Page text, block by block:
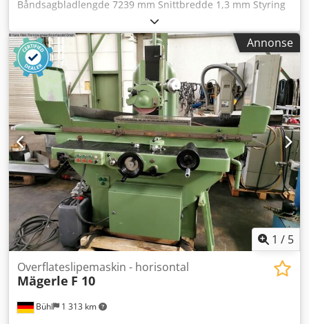
Båndsagbladlengde 7239 mm Snittbredde 1,3 mm Styring
POSIMOD Skjæreområde firkant 520 x 520 mm
Materialmating lengde 500 mm Flergangs materialmating
4500 mm Minste kappelengde 6 mm Reststykkelengde
min./maks. 10 / 100 mm Skjærehastighet 20 - 130 m/min
Båndsagblad dimensjoner 7239 x 50 x 1,3 mm Sagmotor
5,5 kW Totalt effektbehov 10,0 kW Maskinvekt ca. 3,8 t
Maskinens dimensjoner L x B x H 3,42 x 2,30 x 2,40 m - 2-
søyleføring - Dedswm Rm Iepfx Anzskr Tilbehør:
Materullerbane 2500 mm lang, spontransportør,
kjølevæskeanlegg
Annonse
1 / 5
Bühl 1 313 km
Overflateslipemaskin - horisontal
Mägerle F 10